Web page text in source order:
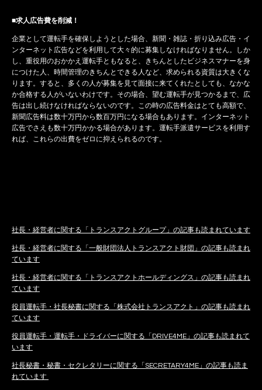
■求人広告費を削減！
企業として運転手を確保しようとした場合、新聞・雑誌・折り込み広告・イ
ンターネット広告などを利用して大々的に募集しなければなりません。しか
し、重役用のおかかえ運転手ともなると、きちんとしたビジネスマナーを身
につけた人、時間管理のきちんとできる人など、求められる資質は大きくな
ります。すると、多くの人が募集を見て面接に来てくれたとしても、なかな
か合格する人がいないわけです。その場合、望む運転手が見つかるまで、広
告は出し続けなければならないのです。この時の広告料金はとても高額で、
新聞広告料は数十万円から数百万円になる場合もあります。インターネット
広告でさえも数十万円かかる場合があります。運転手派遣サービスを利用す
れば、これらの出費をゼロに抑えられるのです。
社長・経営者に関する「トランスアクトグループ」の記事も読まれています
社長・経営者に関する「一般財団法人トランスアクト財団」の記事も読まれ
ています
社長・経営者に関する「トランスアクトホールディングス」の記事も読まれ
ています
役員運転手・社長秘書に関する「株式会社トランスアクト」の記事も読まれ
ています
役員運転手・運転手・ドライバーに関する「DRIVE4ME」の記事も読まれて
います
社長秘書・秘書・セクレタリーに関する「SECRETARY4ME」の記事も読ま
れています